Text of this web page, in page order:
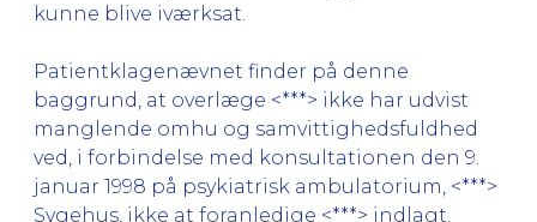
kunne blive iværksat.
Patientklagenævnet finder på denne
baggrund, at overlæge <***> ikke har udvist
manglende omhu og samvittighedsfuldhed
ved, i forbindelse med konsultationen den 9.
januar 1998 på psykiatrisk ambulatorium, <***>
Sygehus, ikke at foranledige <***> indlagt.